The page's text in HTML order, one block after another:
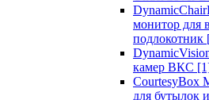
монитор для
подлокотник
камер ВКС
CourtesyBox
для бутылок